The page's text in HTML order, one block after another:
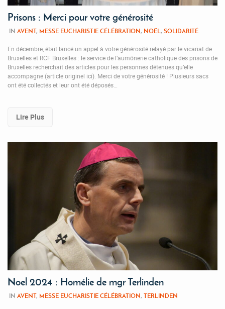
Prisons : Merci pour votre générosité
IN AVENT, MESSE EUCHARISTIE CÉLÉBRATION, NOËL , SOLIDARITÉ
En décembre, était lancé un appel à votre générosité relayé par le vicariat de
Bruxelles et RCF Bruxelles : le service de l’aumônerie catholique des prisons de
Bruxelles recherchait des articles pour les personnes détenues qu’elle
accompagne (article originel ici). Merci de votre générosité ! Plusieurs sacs
ont été collectés et leur ont été déposés…
Lire Plus
Noel 2024 : Homélie de mgr Terlinden
IN AVENT, MESSE EUCHARISTIE CÉLÉBRATION, TERLINDEN